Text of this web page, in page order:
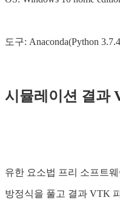
도구: Anaconda(Python
시뮬레이션 결과
유한 요소법 프리 소프트웨
방정식을 풀고 결과 VTK